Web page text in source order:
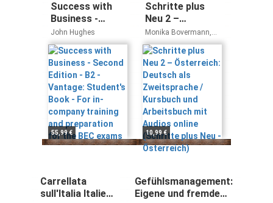
Success with
Business -
Second Edition -
B2 - Vantage:
Student's Book -
For in-company
training and
preparation for
the BEC exams
John Hughes
55,99 €
Schritte plus
Neu 2 –
Österreich:
Deutsch als
Zweitsprache /
Kursbuch und
Arbeitsbuch mit
Audios online
(Schritte plus
Neu -
Österreich)
Monika Bovermann,
Daniela Niebisch,
Sylvette Penning-
Hiemstra, Angela Pude,
Franz Specht
10,99 €
Carrellata
sull'Italia Italien
Gefühlsmanagement:
Eigene und fremde